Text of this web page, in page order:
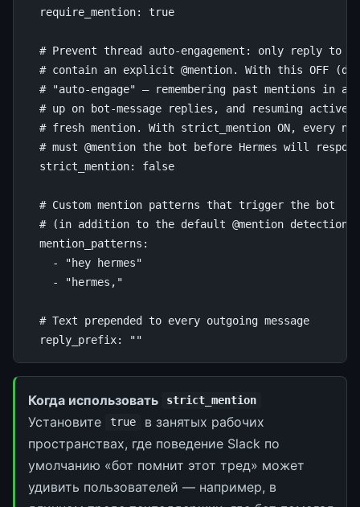
require_mention: true
# Prevent thread auto-engagement: only reply to
# contain an explicit @mention. With this OFF
# "auto-engage" — remembering past mentions in a
# up on bot-message replies, and resuming active
# fresh mention. With strict_mention ON, every new
# must @mention the bot before Hermes will
strict_mention: false
# Custom mention patterns that trigger the bot
# (in addition to the default @mention detection)
mention_patterns :
-
"hey hermes"
-
"hermes,"
# Text prepended to every outgoing message
reply_prefix: ""
Когда использовать strict_mention
Установите true
в занятых рабочих
пространствах, где поведение Slack по
умолчанию «бот помнит этот тред» может
удивить пользователей — например, в